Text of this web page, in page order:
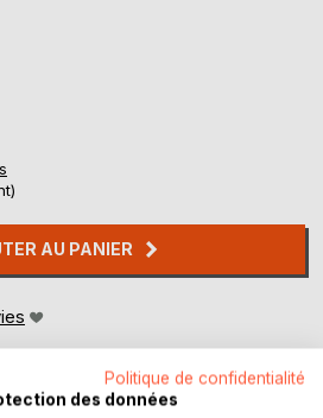
AU PANIER
Politique de confidentialité
des données